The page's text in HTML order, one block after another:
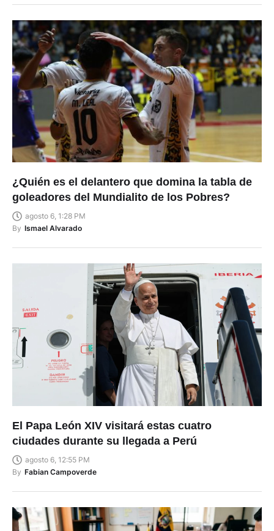
¿Quién es el delantero que domina la tabla de
goleadores del Mundialito de los Pobres?
agosto 6, 1:28 PM
By Ismael Alvarado
El Papa León XIV visitará estas cuatro
ciudades durante su llegada a Perú
agosto 6, 12:55 PM
By Fabian Campoverde